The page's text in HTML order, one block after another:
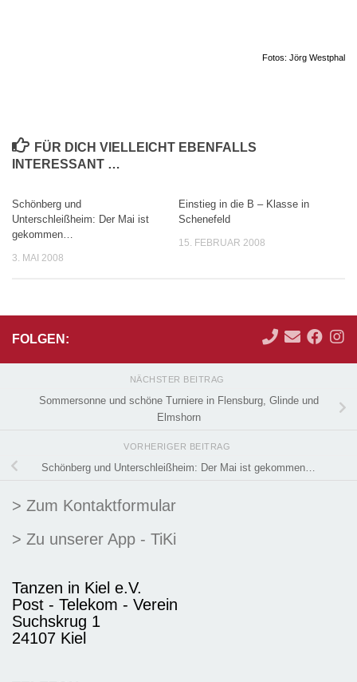
Fotos: Jörg Westphal
FÜR DICH VIELLEICHT EBENFALLS
INTERESSANT …
Schönberg und
Unterschleißheim: Der Mai ist
gekommen…
3. MAI 2008
Einstieg in die B – Klasse in
Schenefeld
15. FEBRUAR 2008
FOLGEN:
NÄCHSTER BEITRAG
Sommersonne und schöne Turniere in Flensburg, Glinde und
Elmshorn
VORHERIGER BEITRAG
Schönberg und Unterschleißheim: Der Mai ist gekommen…
> Zum Kontaktformular
> Zu unserer App - TiKi
Tanzen in Kiel e.V.
Post - Telekom - Verein
Suchskrug 1
24107 Kiel